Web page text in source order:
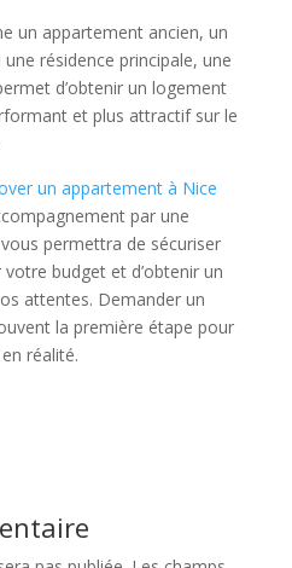
un appartement ancien, un
résidence principale, une
d’obtenir un logement
et plus attractif sur le
un appartement à Nice
par une
permettra de sécuriser
budget et d’obtenir un
attentes. Demander un
la première étape pour
réalité.